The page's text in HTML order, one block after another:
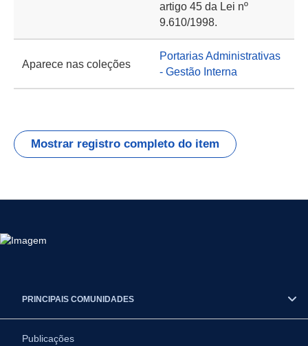
artigo 45 da Lei nº
9.610/1998.
Aparece nas coleções
Portarias Administrativas
- Gestão Interna
Mostrar registro completo do item
PRINCIPAIS COMUNIDADES
Publicações